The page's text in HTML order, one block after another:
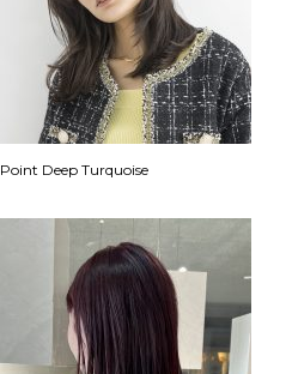
Point Deep Turquoise